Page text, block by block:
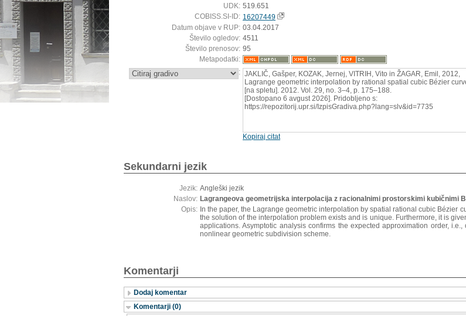
UDK: 519.651
COBISS.SI-ID: 16207449
Datum objave v RUP: 03.04.2017
Število ogledov: 4511
Število prenosov: 95
Metapodatki:
: JAKLIČ, Gašper, KOZAK, Jernej, VITRIH, Vito in ŽAGAR, Emil, 2012,
Lagrange geometric interpolation by rational spatial cubic Bézier
[na spletu]. 2012. Vol. 29, no. 3–4, p. 175–188.
[Dostopano 6 avgust 2026]. Pridobljeno s:
https://repozitorij.upr.si/IzpisGradiva.php?lang=slv&id=7735
Kopiraj citat
Sekundarni jezik
Jezik: Angleški jezik
Naslov: Lagrangeova geometrijska interpolacija z racionalnimi prostorskimi kubičnimi
Opis: In the paper, the Lagrange geometric interpolation by spatial rational cubic Bézier
the solution of the interpolation problem exists and is unique. Furthermore, it is
applications. Asymptotic analysis confirms the expected approximation order,
nonlinear geometric subdivision scheme.
Komentarji
Dodaj komentar
Komentarji (0)